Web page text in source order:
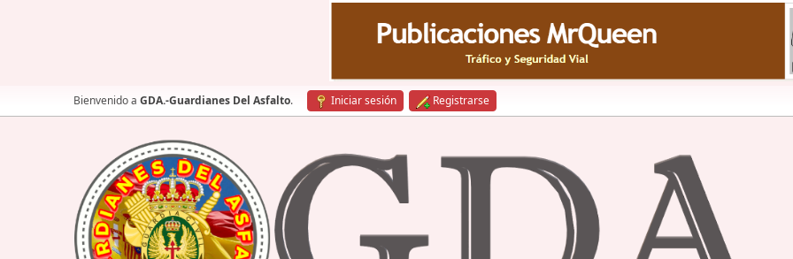
Bienvenido a GDA.-Guardianes Del Asfalto. Iniciar sesión Registrarse